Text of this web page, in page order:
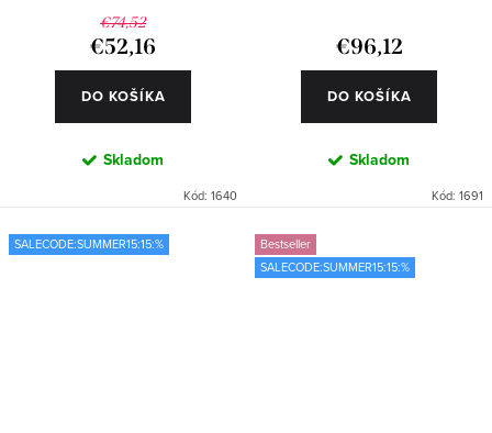
€74,52
€52,16
DO KOŠÍKA
Skladom
Kód: 1640
€96,12
DO KOŠÍKA
Skladom
Kód: 1691
SALECODE:SUMMER15:15:%
Bestseller
SALECODE:SUMMER15:15:%